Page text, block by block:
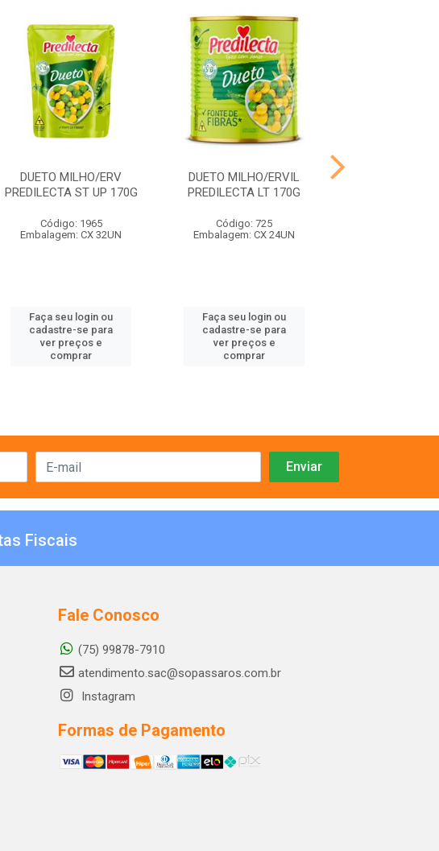
DUETO MILHO/ERV
PREDILECTA ST UP 170G
Código: 1965
Embalagem: CX 32UN
Faça seu login ou
cadastre-se para
ver preços e
comprar
DUETO MILHO/ERVIL
PREDILECTA LT 170G
Código: 725
Embalagem: CX 24UN
Faça seu login ou
cadastre-se para
ver preços e
comprar
Fiscais
Fale Conosco
(75) 99878-7910
atendimento.sac@sopassaros.com.br
Instagram
Formas de Pagamento